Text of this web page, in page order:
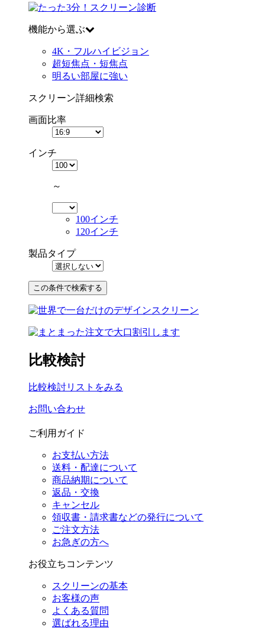
機能から選ぶ
4K・フルハイビジョン
超短焦点・短焦点
明るい部屋に強い
スクリーン詳細検索
画面比率
インチ
～
100インチ
120インチ
製品タイプ
比較検討
比較検討リストをみる
お問い合わせ
ご利用ガイド
お支払い方法
送料・配達について
商品納期について
返品・交換
キャンセル
領収書・請求書などの発行について
ご注文方法
お急ぎの方へ
お役立ちコンテンツ
スクリーンの基本
お客様の声
よくある質問
選ばれる理由